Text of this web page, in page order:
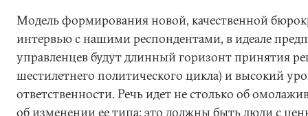
Модель формирования новой, качественной
интервью с нашими респондентами, в идеале
управленцев будут длинный горизонт принятия
шестилетнего политического цикла) и высокий
ответственности. Речь идет не столько об
об изменении ее типа: это должны быть люди с